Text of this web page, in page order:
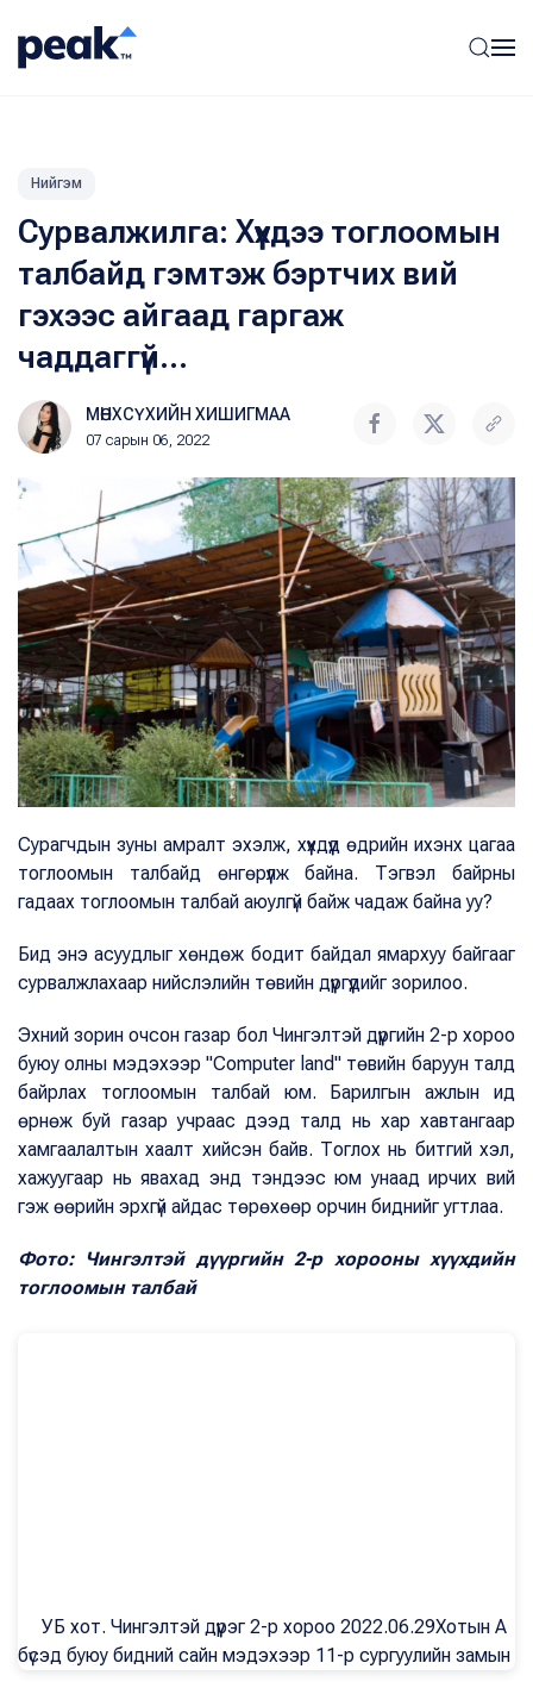
Нийгэм
Сурвалжилга: Хүүхдээ тоглоомын
талбайд гэмтэж бэртчих вий
гэхээс айгаад гаргаж
чаддаггүй...
МӨНХСҮХИЙН ХИШИГМАА
07 сарын 06, 2022
Сурагчдын зуны амралт эхэлж, хүүхдүүд өдрийн ихэнх цагаа
тоглоомын талбайд өнгөрүүлж байна. Тэгвэл байрны
гадаах тоглоомын талбай аюулгүй байж чадаж байна уу?
Бид энэ асуудлыг хөндөж бодит байдал ямархуу байгааг
сурвалжлахаар нийслэлийн төвийн дүүргүүдийг зорилоо.
Эхний зорин очсон газар бол Чингэлтэй дүүргийн 2-р хороо
буюу олны мэдэхээр "Computer land" төвийн баруун талд
байрлах тоглоомын талбай юм. Барилгын ажлын ид
өрнөж буй газар учраас дээд талд нь хар хавтангаар
хамгаалалтын хаалт хийсэн байв. Тоглох нь битгий хэл,
хажуугаар нь явахад энд тэндээс юм унаад ирчих вий
гэж өөрийн эрхгүй айдас төрөхөөр орчин биднийг угтлаа.
Фото: Чингэлтэй дүүргийн 2-р хорооны хүүхдийн
тоглоомын талбай
УБ хот. Чингэлтэй дүүрэг 2-р хороо 2022.06.29Хотын A
бүсэд буюу бидний сайн мэдэхээр 11-р сургуулийн замын